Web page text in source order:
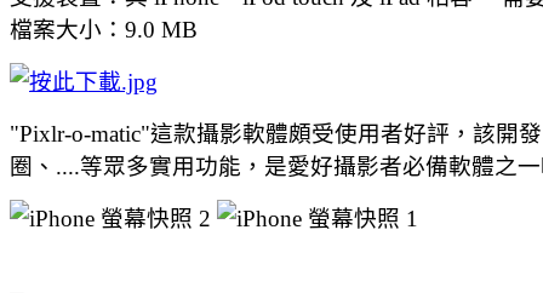
檔案大小：9.0 MB
"Pixlr-o-matic"這款攝影軟體頗受使用者好評，該開
圈、....等眾多實用功能，是愛好攝影者必備軟體之